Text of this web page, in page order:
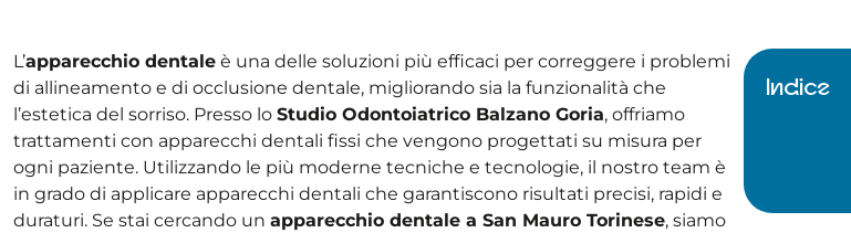
L’apparecchio dentale è una delle soluzioni più efficaci per correggere i problemi
di allineamento e di occlusione dentale, migliorando sia la funzionalità che
l’estetica del sorriso. Presso lo Studio Odontoiatrico Balzano Goria, offriamo
trattamenti con apparecchi dentali fissi che vengono progettati su misura per
ogni paziente. Utilizzando le più moderne tecniche e tecnologie, il nostro team è
in grado di applicare apparecchi dentali che garantiscono risultati precisi, rapidi e
duraturi. Se stai cercando un apparecchio dentale a San Mauro Torinese, siamo
Indice